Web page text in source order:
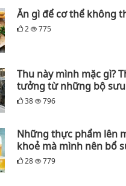
Ăn gì để cơ thể không
2 775
Thu này mình mặc gì?
tưởng từ những bộ
38 796
Những thực phẩm lên
khoẻ mà mình nên bổ
28 779